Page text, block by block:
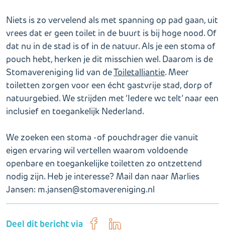
Niets is zo vervelend als met spanning op pad gaan, uit
vrees dat er geen toilet in de buurt is bij hoge nood. Of
dat nu in de stad is of in de natuur. Als je een stoma of
pouch hebt, herken je dit misschien wel. Daarom is de
Stomavereniging lid van deToiletalliantie. Meer
toiletten zorgen voor een écht gastvrije stad, dorp of
natuurgebied. We strijden met ‘Iedere wc telt’ naar een
inclusief en toegankelijk Nederland.
We zoeken een stoma -of pouchdrager die vanuit
eigen ervaring wil vertellen waarom voldoende
openbare en toegankelijke toiletten zo ontzettend
nodig zijn. Heb je interesse? Mail dan naar Marlies
Jansen: m.jansen@stomavereniging.nl
Deel dit bericht via